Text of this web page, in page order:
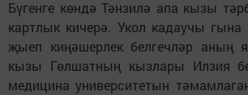
Бүгенге көндә Тәнзилә апа кызы
картлык кичерә. Укол кадаучы гына
җыеп киңәшерлек белгечләр аның
кызы Гөлшатның кызлары Илзия
медицина университетын